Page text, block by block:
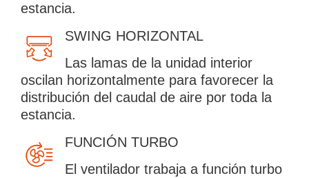
CATEGORIAS
estancia.
SWING HORIZONTAL
Las lamas de la unidad interior
oscilan horizontalmente para favorecer la
distribución del caudal de aire por toda la
estancia.
FUNCIÓN TURBO
El ventilador trabaja a función turbo